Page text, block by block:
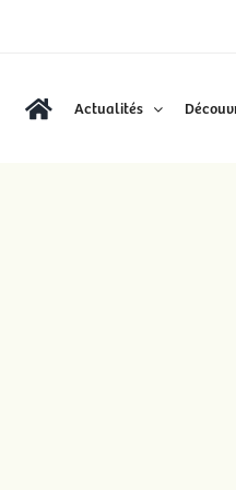
Actualités